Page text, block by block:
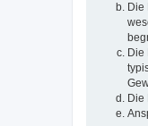
Die
Die
Die